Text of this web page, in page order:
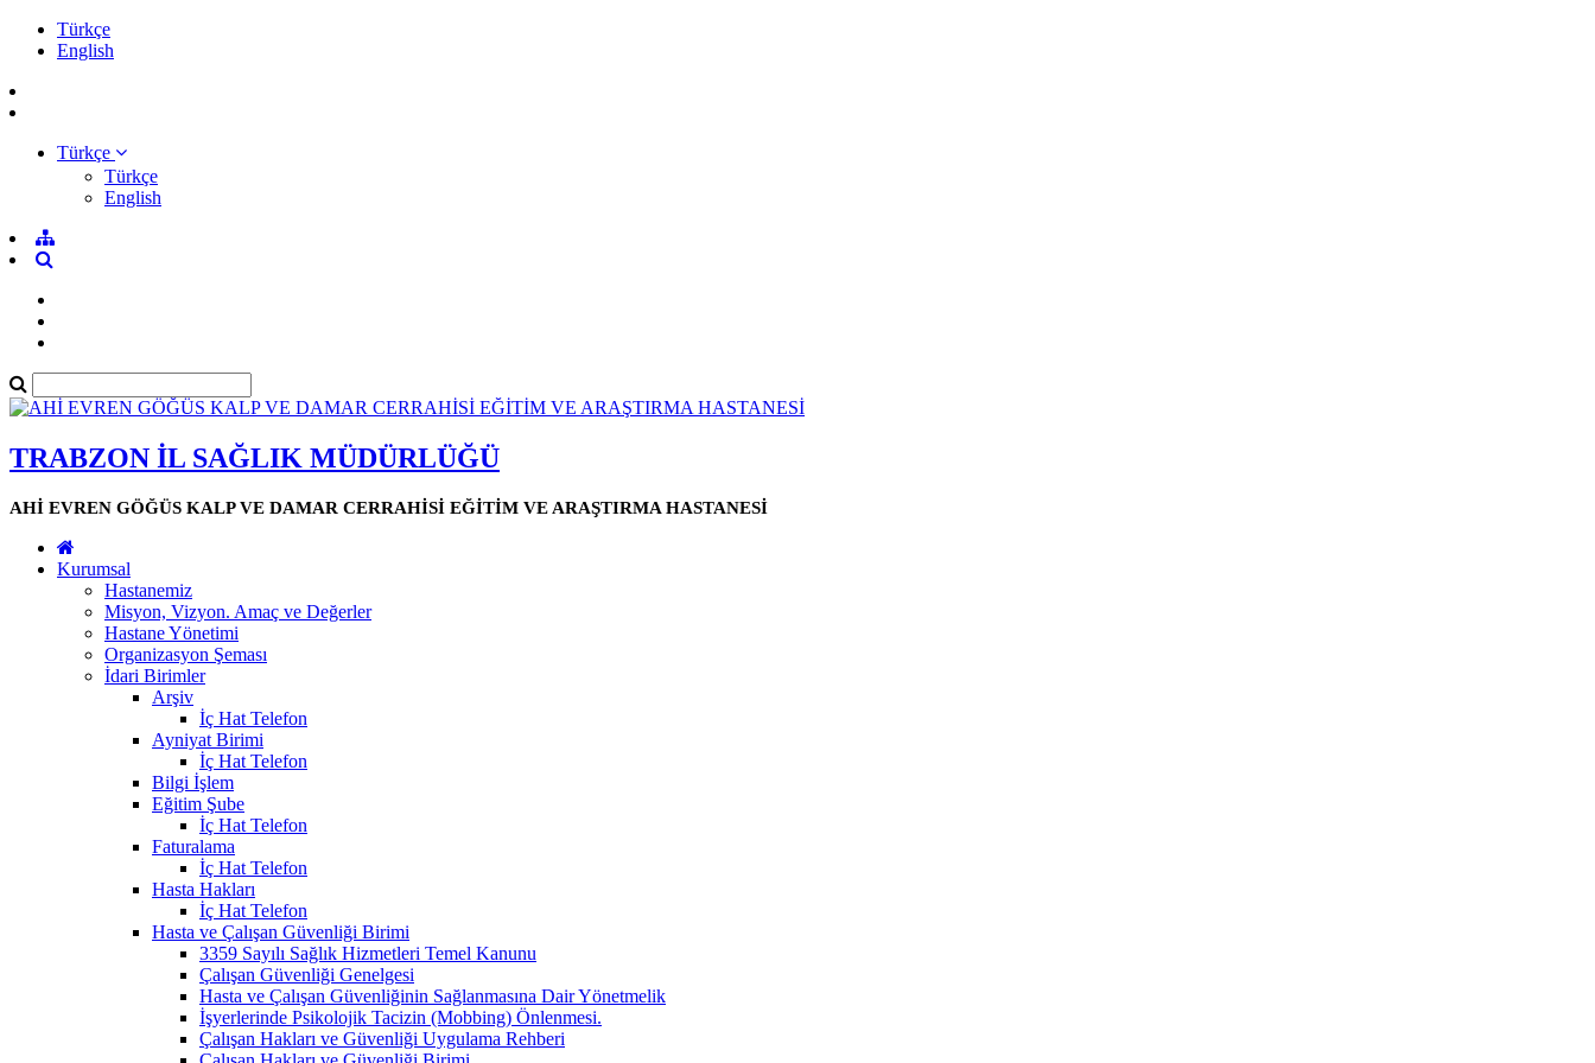
Türkçe
English
Türkçe
Türkçe
English
TRABZON İL SAĞLIK MÜDÜRLÜĞÜ
AHİ EVREN GÖĞÜS KALP VE DAMAR CERRAHİSİ EĞİTİM VE ARAŞTIRMA HASTANESİ
Kurumsal
Hastanemiz
Misyon, Vizyon. Amaç ve Değerler
Hastane Yönetimi
Organizasyon Şeması
İdari Birimler
Arşiv
İç Hat Telefon
Ayniyat Birimi
İç Hat Telefon
Bilgi İşlem
Eğitim Şube
İç Hat Telefon
Faturalama
İç Hat Telefon
Hasta Hakları
İç Hat Telefon
Hasta ve Çalışan Güvenliği Birimi
3359 Sayılı Sağlık Hizmetleri Temel Kanunu
Çalışan Güvenliği Genelgesi
Hasta ve Çalışan Güvenliğinin Sağlanmasına Dair Yönetmelik
İşyerlerinde Psikolojik Tacizin (Mobbing) Önlenmesi.
Çalışan Hakları ve Güvenliği Uygulama Rehberi